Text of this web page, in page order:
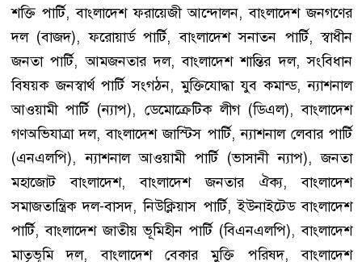
শক্তি পার্টি, বাংলাদেশ ফরায়েজী আন্দোলন, বাংলাদেশ জনগণের
দল (বাজদ), ফরোয়ার্ড পার্টি, বাংলাদেশ সনাতন পার্টি, স্বাধীন
জনতা পার্টি, আমজনতার দল, বাংলাদেশ শান্তির দল, সংবিধান
বিষয়ক জনস্বার্থ পার্টি সংগঠন, মুক্তিযোদ্ধা যুব কমান্ড, ন্যাশনাল
আওয়ামী পার্টি (ন্যাপ), ডেমোক্রেটিক লীগ (ডিএল), বাংলাদেশ
গণঅভিযাত্রা দল, বাংলাদেশ জাস্টিস পার্টি, ন্যাশনাল লেবার পার্টি
(এনএলপি), ন্যাশনাল আওয়ামী পার্টি (ভাসানী ন্যাপ), জনতা
মহাজোট বাংলাদেশ, বাংলাদেশ জনতার ঐক্য, বাংলাদেশ
সমাজতান্ত্রিক দল-বাসদ, নিউক্লিয়াস পার্টি, ইউনাইটেড বাংলাদেশ
পার্টি, বাংলাদেশ জাতীয় ভূমিহীন পার্টি (বিএনএলপি), বাংলাদেশ
মাতৃভূমি দল, বাংলাদেশ বেকার মুক্তি পরিষদ, বাংলাদেশ